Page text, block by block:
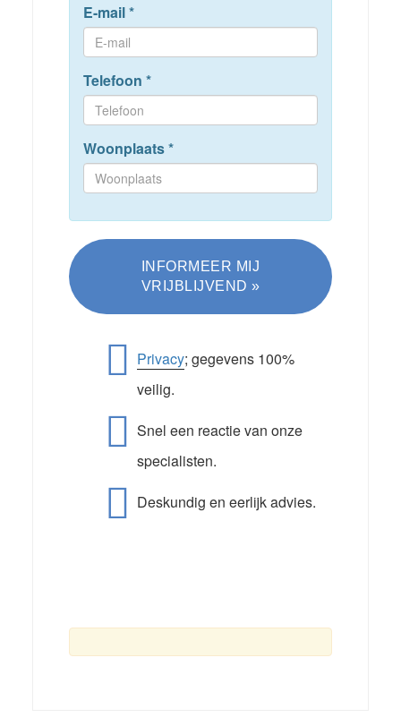
E-mail*
Telefoon *
Woonplaats*
Privacy; gegevens 100%
veilig.
Snel een reactie van onze
specialisten.
Deskundig en eerlijk advies.